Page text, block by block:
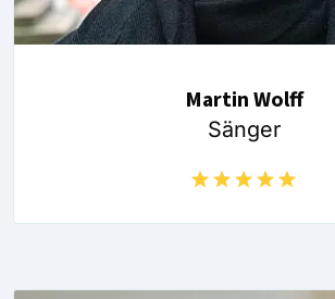
Martin Wolff
Sänger